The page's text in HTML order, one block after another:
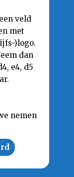
veld
met
)logo.
dan
e4, d5
nemen